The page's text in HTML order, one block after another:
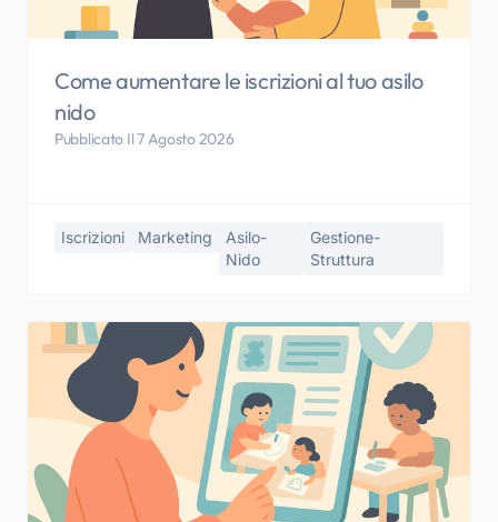
Come aumentare le iscrizioni al tuo asilo
nido
Pubblicato Il 7 Agosto 2026
Iscrizioni Marketing
Asilo-
Nido
Gestione-
Struttura